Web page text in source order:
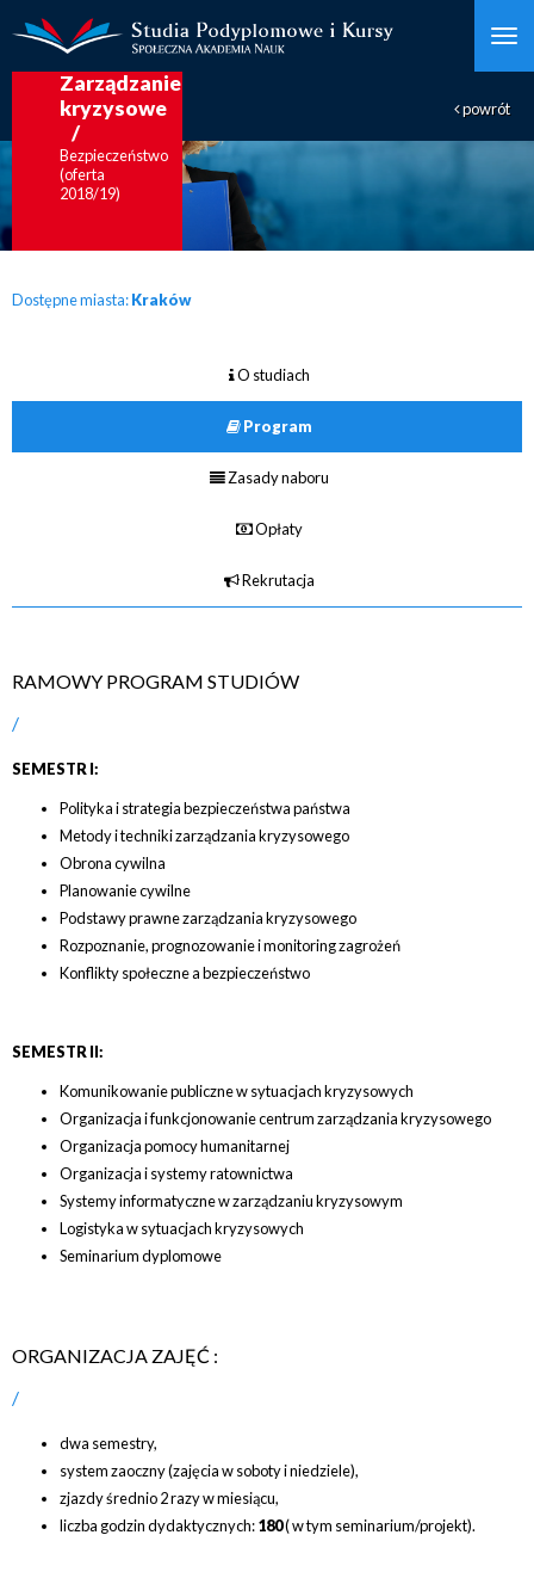
powrót
Zarządzanie
kryzysowe
Bezpieczeństwo
(oferta
2018/19)
Dostępne miasta:Kraków
O studiach
Program
Zasady naboru
Opłaty
Rekrutacja
RAMOWY PROGRAM STUDIÓW
SEMESTR I:
Polityka i strategia bezpieczeństwa państwa
Metody i techniki zarządzania kryzysowego
Obrona cywilna
Planowanie cywilne
Podstawy prawne zarządzania kryzysowego
Rozpoznanie, prognozowanie i monitoring zagrożeń
Konflikty społeczne a bezpieczeństwo
SEMESTR II:
Komunikowanie publiczne w sytuacjach kryzysowych
Organizacja i funkcjonowanie centrum zarządzania kryzysowego
Organizacja pomocy humanitarnej
Organizacja i systemy ratownictwa
Systemy informatyczne w zarządzaniu kryzysowym
Logistyka w sytuacjach kryzysowych
Seminarium dyplomowe
ORGANIZACJA ZAJĘĆ :
dwa semestry,
system zaoczny (zajęcia w soboty i niedziele),
zjazdy średnio 2 razy w miesiącu,
liczba godzin dydaktycznych:180( w tym seminarium/projekt).